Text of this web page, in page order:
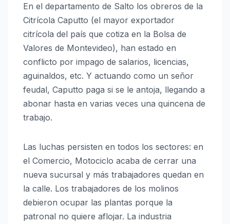
En el departamento de Salto los obreros de la
Citrícola Caputto (el mayor exportador
citrícola del país que cotiza en la Bolsa de
Valores de Montevideo), han estado en
conflicto por impago de salarios, licencias,
aguinaldos, etc. Y actuando como un señor
feudal, Caputto paga si se le antoja, llegando a
abonar hasta en varias veces una quincena de
trabajo.
Las luchas persisten en todos los sectores: en
el Comercio, Motociclo acaba de cerrar una
nueva sucursal y más trabajadores quedan en
la calle. Los trabajadores de los molinos
debieron ocupar las plantas porque la
patronal no quiere aflojar. La industria